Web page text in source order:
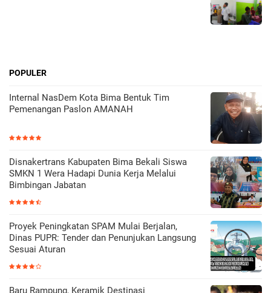
POPULER
Internal NasDem Kota Bima Bentuk Tim
Pemenangan Paslon AMANAH
Disnakertrans Kabupaten Bima Bekali Siswa
SMKN 1 Wera Hadapi Dunia Kerja Melalui
Bimbingan Jabatan
Proyek Peningkatan SPAM Mulai Berjalan,
Dinas PUPR: Tender dan Penunjukan Langsung
Sesuai Aturan
Baru Rampung, Keramik Destinasi